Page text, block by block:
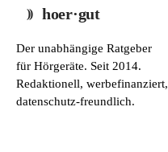
hoer·gut
Der unabhängige Ratgeber
für Hörgeräte. Seit 2014.
Redaktionell, werbefinanziert,
datenschutz-freundlich.